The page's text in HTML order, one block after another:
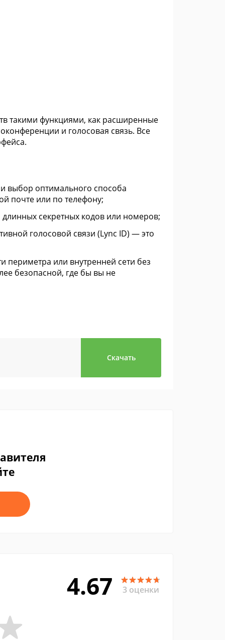
такими функциями, как расширенные
и голосовая связь. Все
выбор оптимального способа
почте или по телефону;
секретных кодов или номеров;
голосовой связи (Lync ID) — это
периметра или внутренней сети без
безопасной, где бы вы не
Скачать
4.67 3 оценки